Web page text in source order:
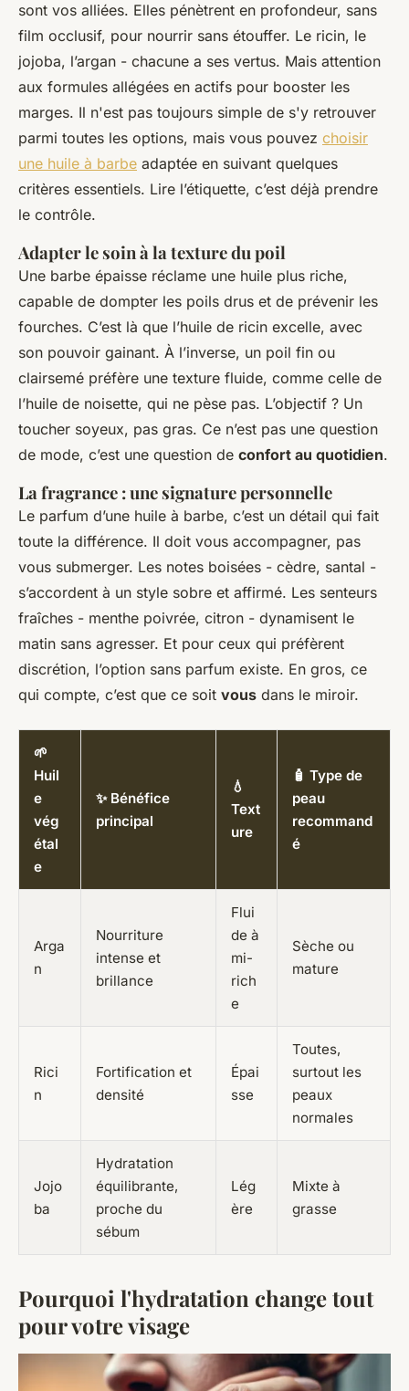
sont vos alliées. Elles pénètrent en profondeur, sans
film occlusif, pour nourrir sans étouffer. Le ricin, le
jojoba, l’argan - chacune a ses vertus. Mais attention
aux formules allégées en actifs pour booster les
marges. Il n'est pas toujours simple de s'y retrouver
parmi toutes les options, mais vous pouvez choisir
une huile à barbe adaptée en suivant quelques
critères essentiels. Lire l’étiquette, c’est déjà prendre
le contrôle.
Adapter le soin à la texture du poil
Une barbe épaisse réclame une huile plus riche,
capable de dompter les poils drus et de prévenir les
fourches. C’est là que l’huile de ricin excelle, avec
son pouvoir gainant. À l’inverse, un poil fin ou
clairsemé préfère une texture fluide, comme celle de
l’huile de noisette, qui ne pèse pas. L’objectif ? Un
toucher soyeux, pas gras. Ce n’est pas une question
de mode, c’est une question de confort au quotidien.
La fragrance : une signature personnelle
Le parfum d’une huile à barbe, c’est un détail qui fait
toute la différence. Il doit vous accompagner, pas
vous submerger. Les notes boisées - cèdre, santal -
s’accordent à un style sobre et affirmé. Les senteurs
fraîches - menthe poivrée, citron - dynamisent le
matin sans agresser. Et pour ceux qui préfèrent
discrétion, l’option sans parfum existe. En gros, ce
qui compte, c’est que ce soit vous dans le miroir.
🌱
Huil
e
vég
étal
e
✨ Bénéfice
principal
💧
Text
ure
🧴 Type de
peau
recommand
é
Arga
n
Nourriture
intense et
brillance
Flui
de à
mi-
rich
e
Sèche ou
mature
Rici
n
Fortification et
densité
Épai
sse
Toutes,
surtout les
peaux
normales
Jojo
ba
Hydratation
équilibrante,
proche du
sébum
Lég
ère
Mixte à
grasse
Pourquoi l'hydratation change tout
pour votre visage